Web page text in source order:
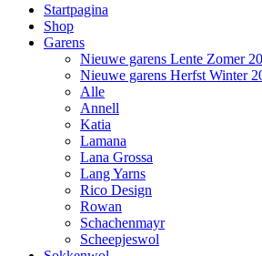
Startpagina
Shop
Garens
Nieuwe garens Lente Zomer
Nieuwe garens Herfst Winter
Alle
Annell
Katia
Lamana
Lana Grossa
Lang Yarns
Rico Design
Rowan
Schachenmayr
Scheepjeswol